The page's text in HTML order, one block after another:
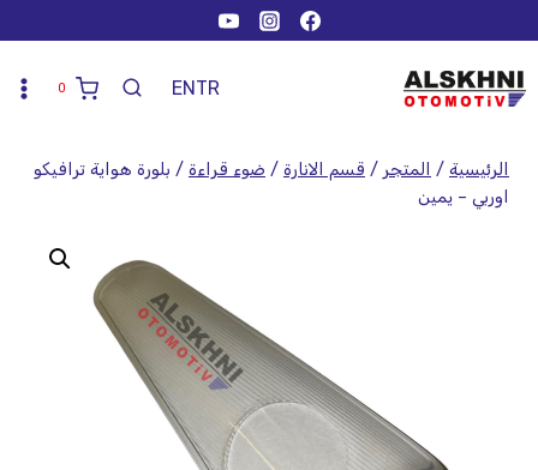
TR
EN
0
الرئيسية / المتجر / قسم الانارة / ضوء قراءة / بلورة هواية ترافيكو
اوربي – يمين